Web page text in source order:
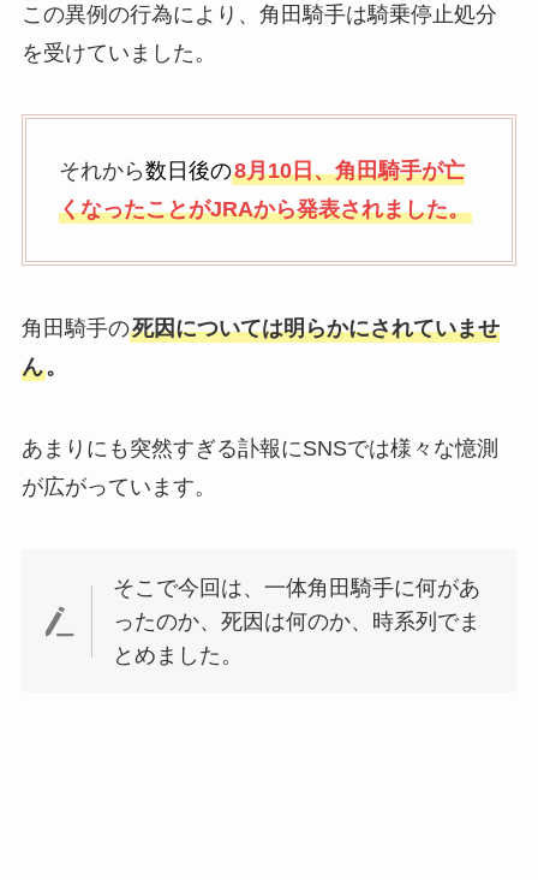
この異例の行為により、角田騎手は騎乗停止処分
を受けていました。
それから数日後の8月10日、角田騎手が亡
くなったことがJRAから発表されました。
角田騎手の死因については明らかにされていませ
ん。
あまりにも突然すぎる訃報にSNSでは様々な憶測
が広がっています。
そこで今回は、一体角田騎手に何があ
ったのか、死因は何のか、時系列でま
とめました。